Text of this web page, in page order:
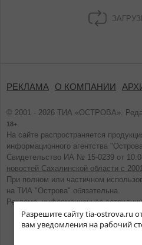
Разрешите сайту tia-ostrova.ru
вам уведомления на рабочий
РЕКЛАМА О КОМПАНИИ
© 2001 - 2026 ТИА «ОСТРОВА».
18+
На сайте распространяется
информационного агентства
Свидетельство ИА № 15-0239 от
новостей Сахалинской области с
При полном или частичном
на ТИА "Острова" обязательна.
Реклама, информационное